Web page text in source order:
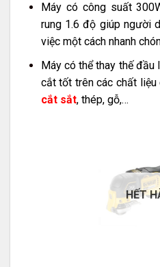
Máy có công suất
rung 1.6 độ giúp người
việc một cách nhanh
Máy có thể thay thế
cắt tốt trên các chất
cắt sắt, thép, gỗ,…
HẾT